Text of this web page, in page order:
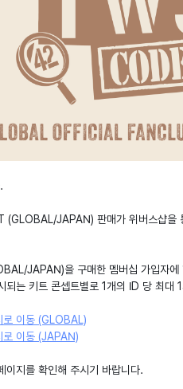
JAPAN) 판매가 위버스샵을
JAPAN)을 구매한 멤버십 가입자에
되는 키트 콘셉트별로 1개의 ID 당 최대
로 이동 (GLOBAL)
로 이동 (JAPAN)
이지를 확인해 주시기 바랍니다.